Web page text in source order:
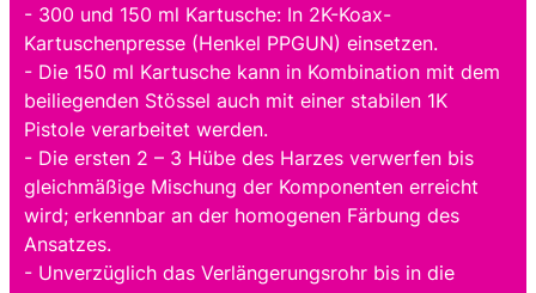
- 300 und 150 ml Kartusche: In 2K-Koax-
Kartuschenpresse (Henkel PPGUN) einsetzen.
- Die 150 ml Kartusche kann in Kombination mit dem
beiliegenden Stössel auch mit einer stabilen 1K
Pistole verarbeitet werden.
- Die ersten 2 – 3 Hübe des Harzes verwerfen bis
gleichmäßige Mischung der Komponenten erreicht
wird; erkennbar an der homogenen Färbung des
Ansatzes.
- Unverzüglich das Verlängerungsrohr bis in die